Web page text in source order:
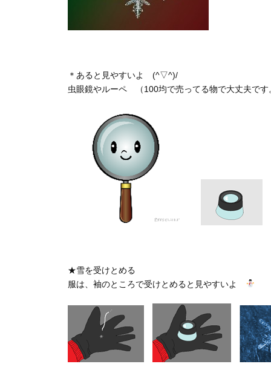
＊あると見やすいよ (^▽^)/
虫眼鏡やルーペ （100均で売ってる物で大丈夫です
★雪を受けとめる
服は、袖のところで受けとめると見やすいよ